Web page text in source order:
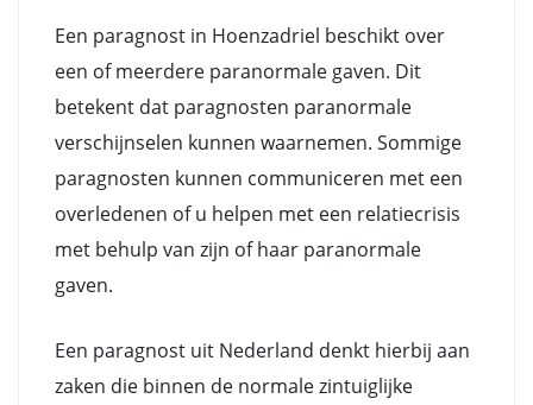
Een paragnost in Hoenzadriel beschikt over
een of meerdere paranormale gaven. Dit
betekent dat paragnosten paranormale
verschijnselen kunnen waarnemen. Sommige
paragnosten kunnen communiceren met een
overledenen of u helpen met een relatiecrisis
met behulp van zijn of haar paranormale
gaven.
Een paragnost uit Nederland denkt hierbij aan
zaken die binnen de normale zintuiglijke